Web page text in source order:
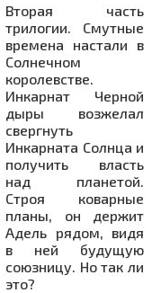
Вторая часть
трилогии. Смутные
времена настали в
Солнечном
королевстве.
Инкарнат Черной
дыры возжелал
свергнуть
Инкарната Солнца и
получить власть
над планетой.
Строя коварные
планы, он держит
Адель рядом, видя
в ней будущую
союзницу. Но так ли
это?